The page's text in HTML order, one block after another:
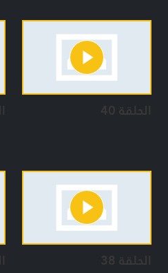
الحلقة 40
الحلقة 38